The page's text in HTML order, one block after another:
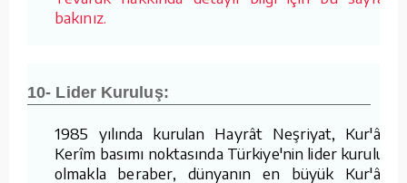
bakınız.
10- Lider Kuruluş:
1985 yılında kurulan Hayrât Neşriyat, Kur'ân-ı
Kerîm basımı noktasında Türkiye'nin lider kuruluşu
olmakla beraber, dünyanın en büyük Kur'ân-ı